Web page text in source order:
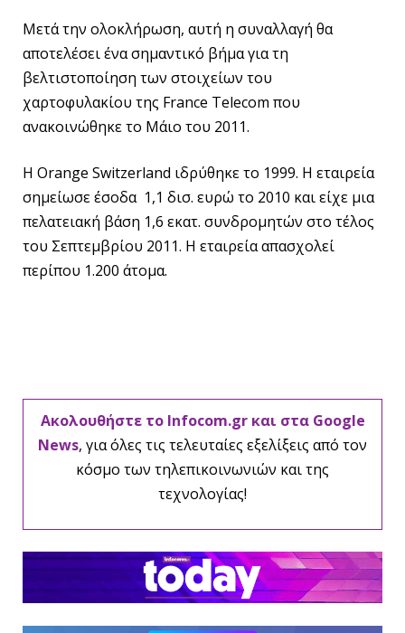
Μετά την ολοκλήρωση, αυτή η συναλλαγή θα
αποτελέσει ένα σημαντικό βήμα για τη
βελτιστοποίηση των στοιχείων του
χαρτοφυλακίου της France Telecom που
ανακοινώθηκε το Μάιο του 2011.
H Orange Switzerland ιδρύθηκε το 1999. Η εταιρεία
σημείωσε έσοδα 1,1 δισ. ευρώ το 2010 και είχε μια
πελατειακή βάση 1,6 εκατ. συνδρομητών στο τέλος
του Σεπτεμβρίου 2011. Η εταιρεία απασχολεί
περίπου 1.200 άτομα.
Ακολουθήστε το Infocom.gr και στα Google
News, για όλες τις τελευταίες εξελίξεις από τον
κόσμο των τηλεπικοινωνιών και της
τεχνολογίας!